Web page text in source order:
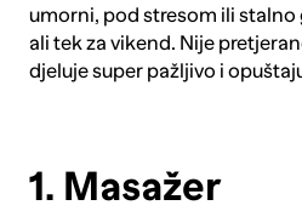
umorni, pod stresom ili
ali tek za vikend. Nije
djeluje super pažljivo i
1. Masažer